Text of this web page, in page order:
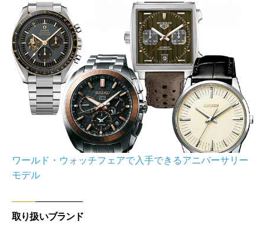
ワールド・ウォッチフェアで入手できるアニバーサリー
モデル
取り扱いブランド